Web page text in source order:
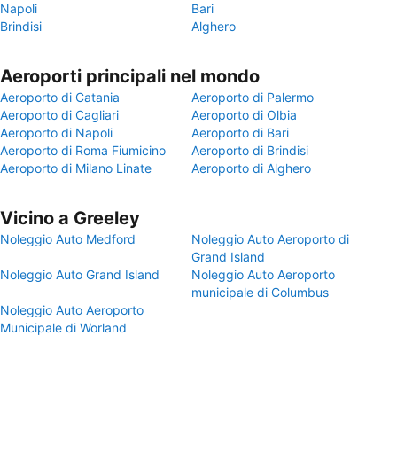
Napoli
Bari
Brindisi
Alghero
Aeroporti principali nel mondo
Aeroporto di Catania
Aeroporto di Palermo
Aeroporto di Cagliari
Aeroporto di Olbia
Aeroporto di Napoli
Aeroporto di Bari
Aeroporto di Roma Fiumicino
Aeroporto di Brindisi
Aeroporto di Milano Linate
Aeroporto di Alghero
Vicino a Greeley
Noleggio Auto Medford
Noleggio Auto Aeroporto di
Grand Island
Noleggio Auto Grand Island
Noleggio Auto Aeroporto
municipale di Columbus
Noleggio Auto Aeroporto
Municipale di Worland